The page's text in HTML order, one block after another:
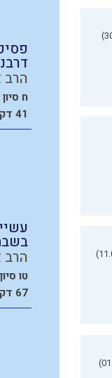
הרב
ח
41 דקות
הרב
טו
67 דקות